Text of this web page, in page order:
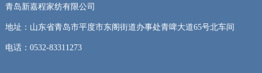
青岛新嘉程家纺有限公司
地址：山东省青岛市平度市东阁街道办事处青啤大道65号北车间
电话：0532-83311273